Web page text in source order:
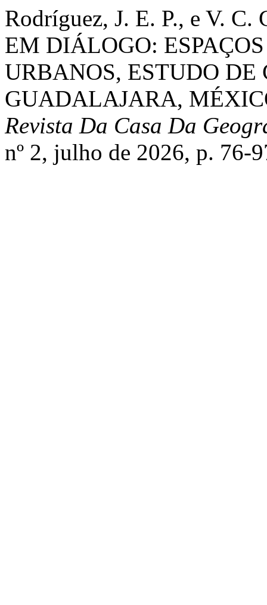
Rodríguez, J. E. P., e V.
EM DIÁLOGO:
URBANOS, ESTUDO
GUADALAJARA,
Revista Da Casa Da
nº 2, julho de 2026, p. 76-